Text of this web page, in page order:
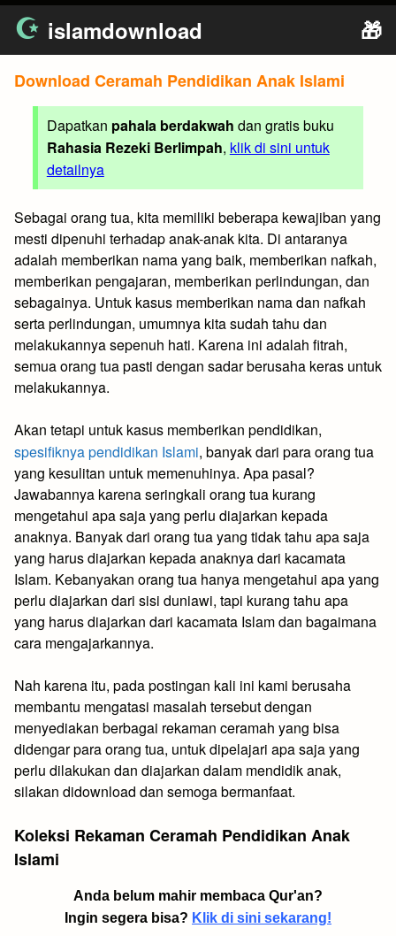
Skip
content
islamdownload 🎁
Download Ceramah Pendidikan Anak Islami
Dapatkan pahala berdakwah dan gratis buku
Rahasia Rezeki Berlimpah, klik di sini untuk
detailnya
Sebagai orang tua, kita memiliki beberapa kewajiban yang
mesti dipenuhi terhadap anak-anak kita. Di antaranya
adalah memberikan nama yang baik, memberikan nafkah,
memberikan pengajaran, memberikan perlindungan, dan
sebagainya. Untuk kasus memberikan nama dan nafkah
serta perlindungan, umumnya kita sudah tahu dan
melakukannya sepenuh hati. Karena ini adalah fitrah,
semua orang tua pasti dengan sadar berusaha keras untuk
melakukannya.
Akan tetapi untuk kasus memberikan pendidikan,
spesifiknya pendidikan Islami, banyak dari para orang tua
yang kesulitan untuk memenuhinya. Apa pasal?
Jawabannya karena seringkali orang tua kurang
mengetahui apa saja yang perlu diajarkan kepada
anaknya. Banyak dari orang tua yang tidak tahu apa saja
yang harus diajarkan kepada anaknya dari kacamata
Islam. Kebanyakan orang tua hanya mengetahui apa yang
perlu diajarkan dari sisi duniawi, tapi kurang tahu apa
yang harus diajarkan dari kacamata Islam dan bagaimana
cara mengajarkannya.
Nah karena itu, pada postingan kali ini kami berusaha
membantu mengatasi masalah tersebut dengan
menyediakan berbagai rekaman ceramah yang bisa
didengar para orang tua, untuk dipelajari apa saja yang
perlu dilakukan dan diajarkan dalam mendidik anak,
silakan didownload dan semoga bermanfaat.
Koleksi Rekaman Ceramah Pendidikan Anak
Islami
Anda belum mahir membaca Qur'an?
Ingin segera bisa? Klik di sini sekarang!